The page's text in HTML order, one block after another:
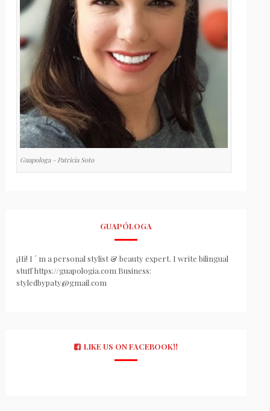
Guapologa - Patricia Soto
GUAPÓLOGA
¡Hi! I ´ m a personal stylist & beauty expert. I write bilingual
stuff https://guapologia.com Business:
styledbypaty@gmail.com
LIKE US ON FACEBOOK!!